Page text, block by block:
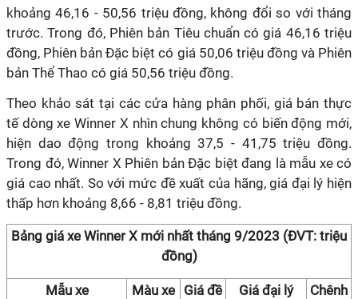
khoảng 46,16 - 50,56 triệu đồng, không đổi so với tháng
trước. Trong đó, Phiên bản Tiêu chuẩn có giá 46,16 triệu
đồng, Phiên bản Đặc biệt có giá 50,06 triệu đồng và Phiên
bản Thể Thao có giá 50,56 triệu đồng.
Theo khảo sát tại các cửa hàng phân phối, giá bán thực
tế dòng xe Winner X nhìn chung không có biến động mới,
hiện dao động trong khoảng 37,5 - 41,75 triệu đồng.
Trong đó, Winner X Phiên bản Đặc biệt đang là mẫu xe có
giá cao nhất. So với mức đề xuất của hãng, giá đại lý hiện
thấp hơn khoảng 8,66 - 8,81 triệu đồng.
Bảng giá xe Winner X mới nhất tháng 9/2023 (ĐVT: triệu
đồng)
Mẫu xe Màu xe Giá đề
Giá đại lý
Chênh